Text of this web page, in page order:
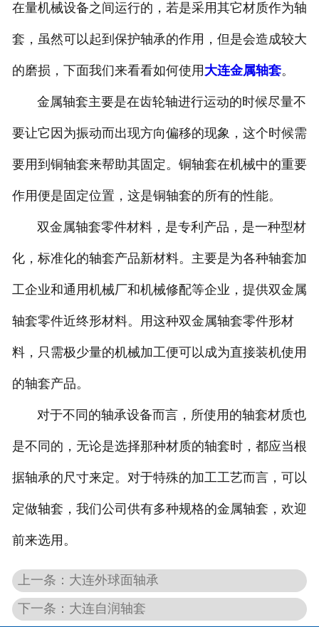
大连工程塑料
在量机械设备之间运行的，若是采用其它材质作为轴
套，虽然可以起到保护轴承的作用，但是会造成较大
的磨损，下面我们来看看如何使用 大连金属轴套。
金属轴套主要是在齿轮轴进行运动的时候尽量不
要让它因为振动而出现方向偏移的现象，这个时候需
要用到铜轴套来帮助其固定。铜轴套在机械中的重要
作用便是固定位置，这是铜轴套的所有的性能。
双金属轴套零件材料，是专利产品，是一种型材
化，标准化的轴套产品新材料。主要是为各种轴套加
工企业和通用机械厂和机械修配等企业，提供双金属
轴套零件近终形材料。用这种双金属轴套零件形材
料，只需极少量的机械加工便可以成为直接装机使用
的轴套产品。
对于不同的轴承设备而言，所使用的轴套材质也
是不同的，无论是选择那种材质的轴套时，都应当根
据轴承的尺寸来定。对于特殊的加工工艺而言，可以
定做轴套，我们公司供有多种规格的金属轴套，欢迎
前来选用。
上一条：大连外球面轴承
下一条：大连自润轴套